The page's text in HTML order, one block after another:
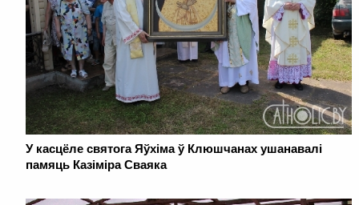
У касцёле святога Яўхіма ў Клюшчанах ушанавалі
памяць Казіміра Сваяка